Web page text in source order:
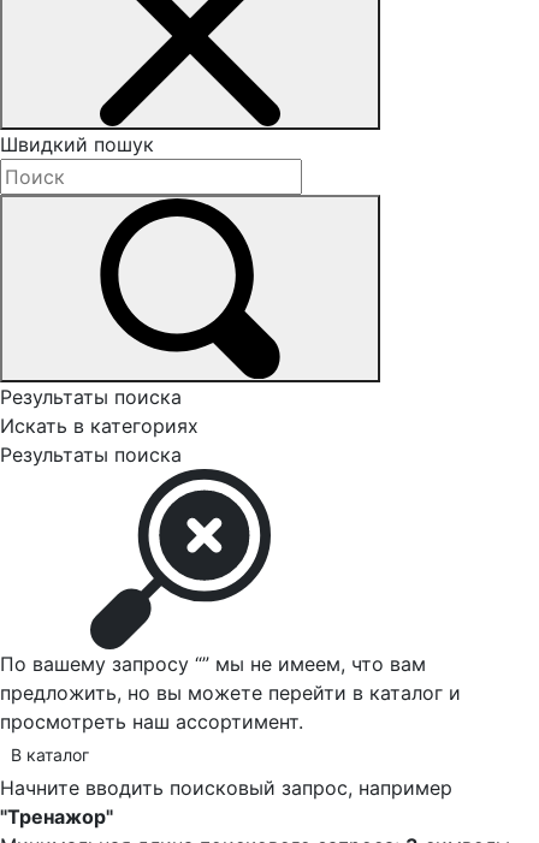
Швидкий пошук
Результаты поиска
Искать в категориях
Результаты поиска
По вашему запросу “” мы не имеем, что вам
предложить, но вы можете перейти в каталог и
просмотреть наш ассортимент.
В каталог
Начните вводить поисковый запрос, например
"Тренажор"